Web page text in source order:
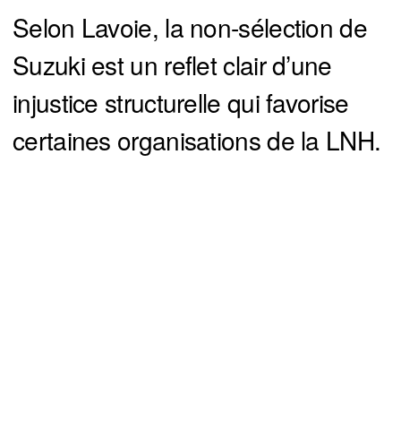
Selon Lavoie, la non-sélection de
Suzuki est un reflet clair d’une
injustice structurelle qui favorise
certaines organisations de la LNH.